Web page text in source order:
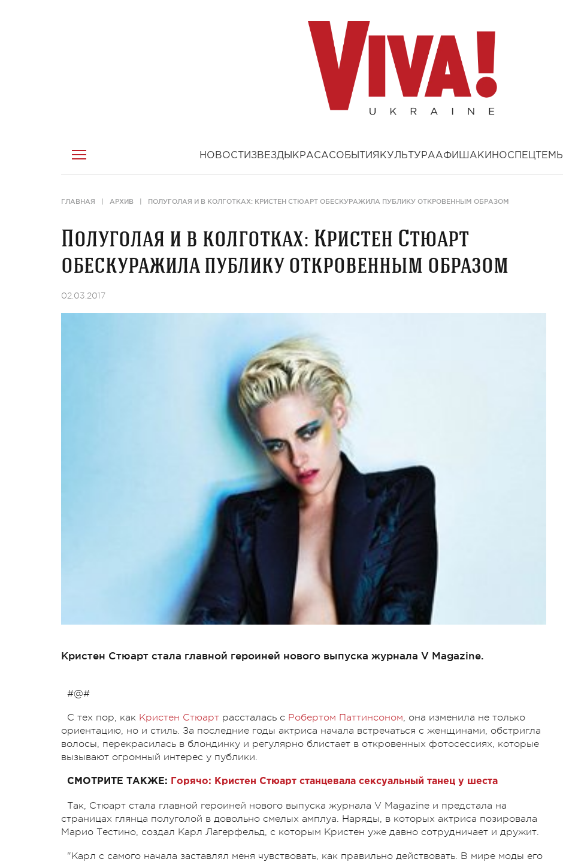
НОВОСТИ ЗВЕЗДЫ КРАСАСОБЫТИЯ КУЛЬТУРААФИША КИНОСПЕЦТЕМЫ
ГЛАВНАЯ АРХИВ ПОЛУГОЛАЯ И В КОЛГОТКАХ: КРИСТЕН СТЮАРТ ОБЕСКУРАЖИЛА ПУБЛИКУ ОТКРОВЕННЫМ ОБРАЗОМ
Полуголая и в колготках: Кристен Стюарт
обескуражила публику откровенным образом
02.03.2017
Кристен Стюарт стала главной героиней нового выпуска журнала V Magazine.
#@#
С тех пор, как Кристен Стюарт рассталась с Робертом Паттинсоном, она изменила не только
ориентацию, но и стиль. За последние годы актриса начала встречаться с женщинами, обстригла
волосы, перекрасилась в блондинку и регулярно блистает в откровенных фотосессиях, которые
вызывают огромный интерес у публики.
СМОТРИТЕ ТАКЖЕ: Горячо: Кристен Стюарт станцевала сексуальный танец у шеста
Так, Стюарт стала главной героиней нового выпуска журнала V Magazine и предстала на
страницах глянца полуголой в довольно смелых амплуа. Наряды, в которых актриса позировала
Марио Тестино, создал Карл Лагерфельд, с которым Кристен уже давно сотрудничает и дружит.
"Карл с самого начала заставлял меня чувствовать, как правильно действовать. В мире моды его